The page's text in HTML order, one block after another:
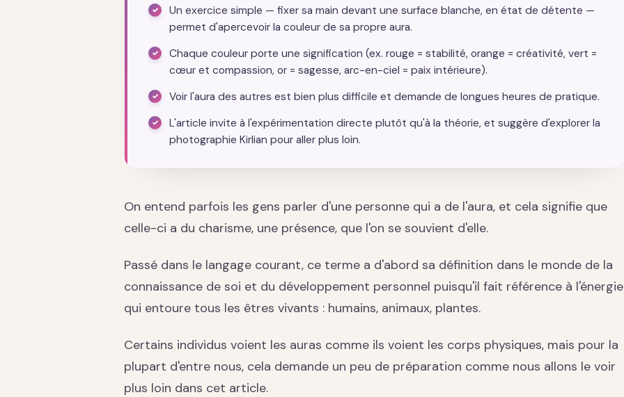
Un exercice simple — fixer sa main devant une surface blanche, en état de détente —
permet d'apercevoir la couleur de sa propre aura.
Chaque couleur porte une signification (ex. rouge = stabilité, orange = créativité, vert =
cœur et compassion, or = sagesse, arc-en-ciel = paix intérieure).
Voir l'aura des autres est bien plus difficile et demande de longues heures de pratique.
L'article invite à l'expérimentation directe plutôt qu'à la théorie, et suggère d'explorer la
photographie Kirlian pour aller plus loin.
On entend parfois les gens parler d'une personne qui a de l'aura, et cela signifie que
celle-ci a du charisme, une présence, que l'on se souvient d'elle.
Passé dans le langage courant, ce terme a d'abord sa définition dans le monde de la
connaissance de soi et du développement personnel puisqu'il fait référence à l'énergie
qui entoure tous les êtres vivants : humains, animaux, plantes.
Certains individus voient les auras comme ils voient les corps physiques, mais pour la
plupart d'entre nous, cela demande un peu de préparation comme nous allons le voir
plus loin dans cet article.